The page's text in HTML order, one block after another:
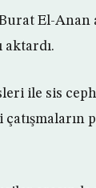
El-Anan
aktardı.
ile sis